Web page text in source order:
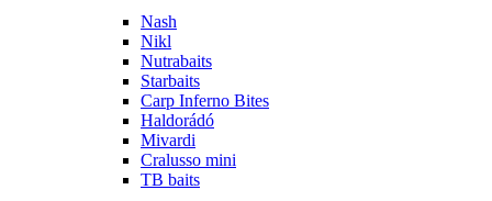
Nash
Nikl
Nutrabaits
Starbaits
Carp Inferno Bites
Haldorádó
Mivardi
Cralusso mini
TB baits